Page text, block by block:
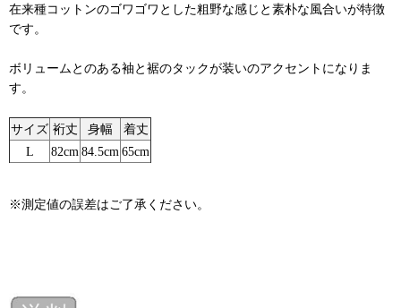
在来種コットンのゴワゴワとした粗野な感じと素朴な風合いが特徴
です。
ボリュームとのある袖と裾のタックが装いのアクセントになりま
す。
サイズ 裄丈 身幅
着丈
L
82cm 84.5cm 65cm
※測定値の誤差はご了承ください。